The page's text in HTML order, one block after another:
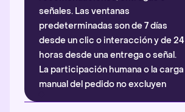
señales. Las ventanas
predeterminadas son de 7 días
desde un clic o interacción y de 24
horas desde una entrega o señal.
La participación humana o la carga
manual del pedido no excluyen
automáticamente la atribución.